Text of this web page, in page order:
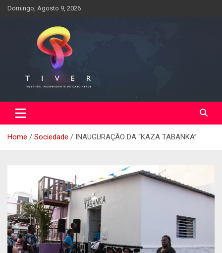
SkipDomingo, Agosto 9, 2026
Home Sociedade INAUGURAÇÃO DA “KAZA TABANKA”